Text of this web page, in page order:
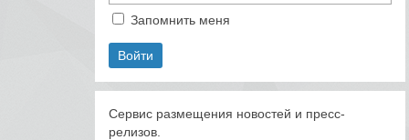
Запомнить меня
Сервис размещения новостей и пресс-
релизов.